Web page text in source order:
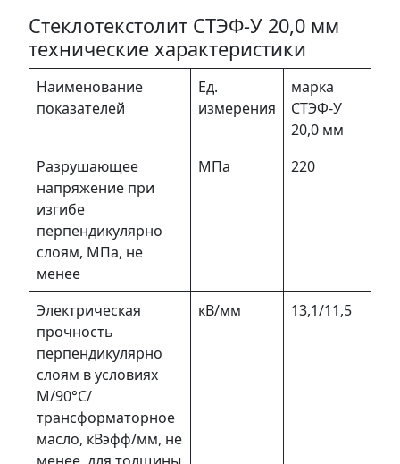
Стеклотекстолит СТЭФ-У 20,0 мм
технические характеристики
Наименование
показателей
Ед.
измерения
марка
СТЭФ-У
20,0 мм
Разрушающее
напряжение при
изгибе
перпендикулярно
слоям, МПа, не
менее
МПа 220
Электрическая
прочность
перпендикулярно
слоям в условиях
М/90°C/
трансформаторное
масло, кВэфф/мм, не
кВ/мм 13,1/11,5